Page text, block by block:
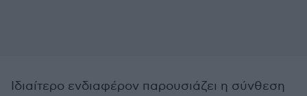
Ιδιαίτερο ενδιαφέρον παρουσιάζει η σύνθεση